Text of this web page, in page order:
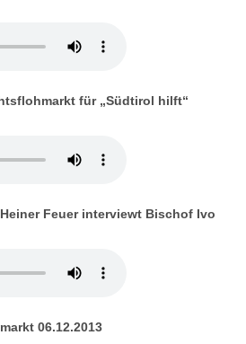
für „Südtirol hilft“
Feuer interviewt Bischof Ivo
06.12.2013